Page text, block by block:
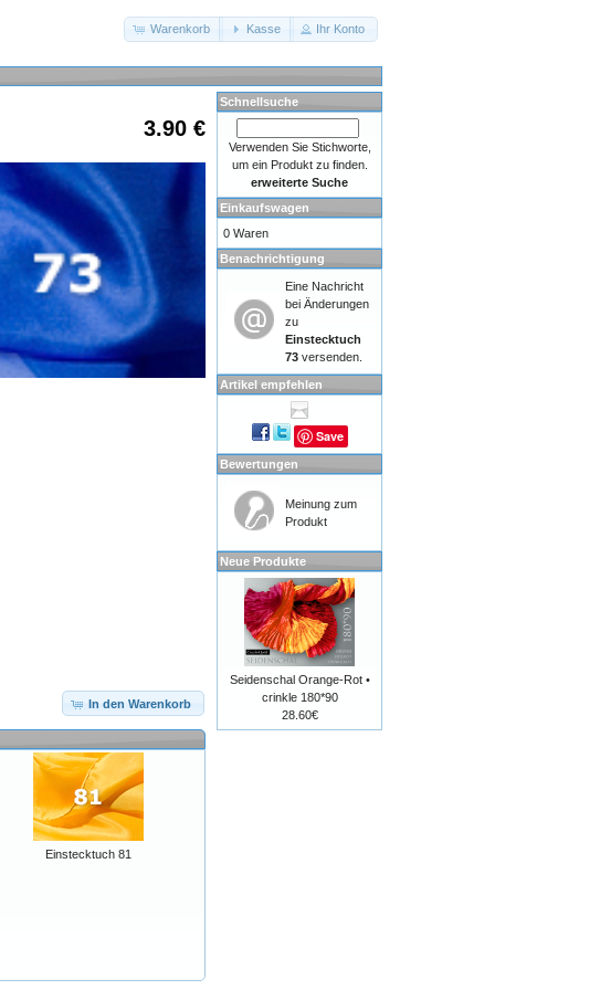
Warenkorb Kasse Ihr Konto
3.90 €
In den Warenkorb
Einstecktuch 81
Schnellsuche
Verwenden Sie Stichworte,
um ein Produkt zu finden.
erweiterte Suche
Einkaufswagen
0 Waren
Benachrichtigung
Eine Nachricht
bei Änderungen
zu
Einstecktuch
73 versenden.
Artikel empfehlen
Save
Bewertungen
Meinung zum
Produkt
Neue Produkte
Seidenschal Orange-Rot •
crinkle 180*90
28.60€